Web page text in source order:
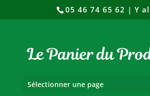
05 46 74 65 62 | Y
Sélectionner une page